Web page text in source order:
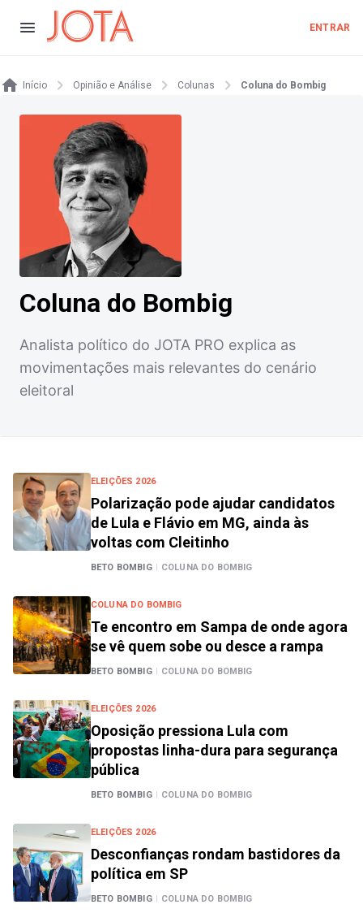
ENTRAR
Início Opinião e Análise Colunas Coluna do Bombig
Coluna do Bombig
Analista político do JOTA PRO explica as
movimentações mais relevantes do cenário
eleitoral
ELEIÇÕES 2026
Polarização pode ajudar candidatos
de Lula e Flávio em MG, ainda às
voltas com Cleitinho
BETO BOMBIG | COLUNA DO BOMBIG
COLUNA DO BOMBIG
Te encontro em Sampa de onde agora
se vê quem sobe ou desce a rampa
BETO BOMBIG | COLUNA DO BOMBIG
ELEIÇÕES 2026
Oposição pressiona Lula com
propostas linha-dura para segurança
pública
BETO BOMBIG | COLUNA DO BOMBIG
ELEIÇÕES 2026
Desconfianças rondam bastidores da
política em SP
BETO BOMBIG | COLUNA DO BOMBIG